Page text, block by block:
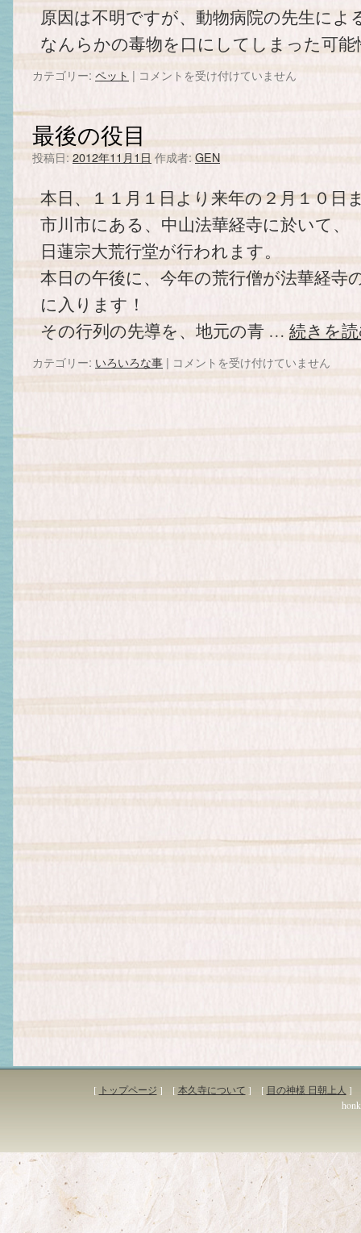
原因は不明ですが、動物病院の先生によ
なんらかの毒物を口にしてしまった可
カテゴリー: ペット | 悲
お
知
ら
コメントを受け付けていません
最後の役目
投稿日: 2012年11月1日 作成者: GEN
本日、１１月１日より来年の２月１０日
市川市にある、中山法華経寺に於いて、
日蓮宗大荒行堂が行われます。
本日の午後に、今年の荒行僧が法華経寺
に入ります！
その行列の先導を、地元の青 … 続きを
カテゴリー: いろいろな事 | 最
後
コメントを受け付けていません
[ トップページ ] [ 本久寺について ] [ 目の神様 日朝上人 ]